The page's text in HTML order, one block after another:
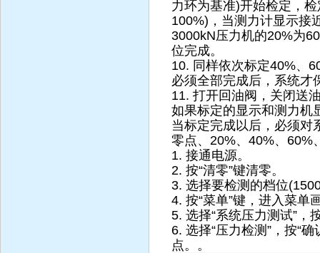
力环为基准)开始检定，
100%)，当测力计显示接
3000kN压力机的20%为
位完成。
10. 同样依次标定40%、
必须全部完成后，系统才
11. 打开回油阀，关闭送
如果标定的显示和测力机
当标定完成以后，必须对
零点、20%、40%、60%
1. 接通电源。
2. 按“清零”键清零。
3. 选择要检测的档位
4. 按“菜单”键，进入菜单
5. 选择“系统压力测试”，
6. 选择“压力检测”，按“
点。。